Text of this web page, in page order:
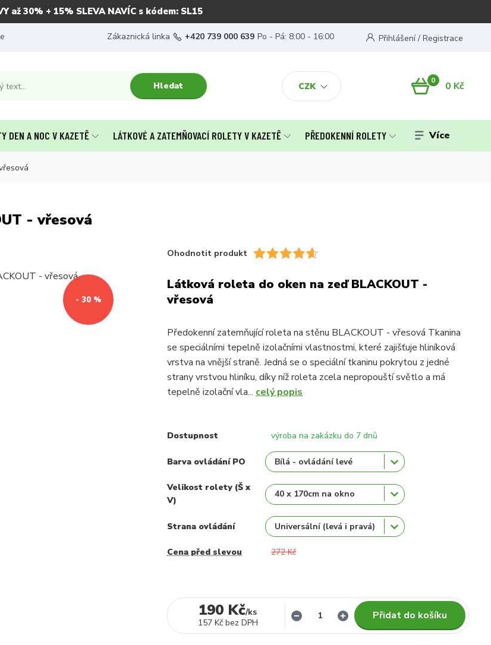
až 30% + 15% SLEVA NAVÍC s kódem: SL15
CZK
Přihlášení / Registrace
Hledat
Zákaznická linka +420 739 000 639 Po - Pá: 8:00 - 16:00
0 0 Kč
DEN A NOC V KAZETĚ LÁTKOVÉ A ZATEMŇOVACÍ ROLETY V KAZETĚ PŘEDOKENNÍ ROLETY Více
- vřesová
- 30 %
Ohodnotit produkt
Látková roleta do oken na zeď BLACKOUT -
vřesová
Předokenní zatemňující roleta na stěnu BLACKOUT - vřesová Tkanina
se speciálními tepelně izolačními vlastnostmi, které zajišťuje hliníková
vrstva na vnější straně. Jedná se o speciální tkaninu pokrytou z jedné
strany vrstvou hliníku, díky níž roleta zcela nepropouští světlo a má
tepelně izolační vla... celý popis
Dostupnost výroba na zakázku do 7 dnů
Barva ovládání PO
Velikost rolety (Š x
V)
Strana ovládání
Cena před slevou 272 Kč
190 Kč/ks
157 Kč bez DPH
Přidat do košíku